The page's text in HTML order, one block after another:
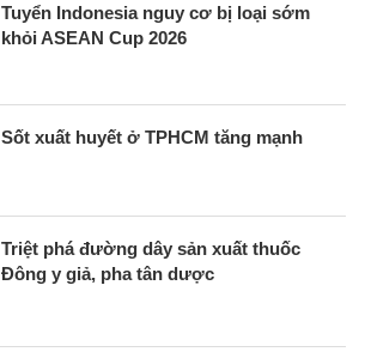
Tuyển Indonesia nguy cơ bị loại sớm
khỏi ASEAN Cup 2026
Sốt xuất huyết ở TPHCM tăng mạnh
Triệt phá đường dây sản xuất thuốc
Đông y giả, pha tân dược